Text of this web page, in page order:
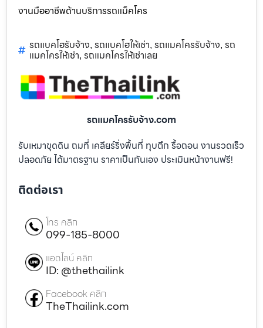
งานมืออาชีพด้านบริการรถแม็คโคร
รถแบคโฮรับจ้าง, รถแบคโฮให้เช่า, รถแมคโครรับจ้าง, รถ
แมคโครให้เช่า, รถแมคโครให้เช่าเลย
รถแมคโครรับจ้าง.com
รับเหมาขุดดิน ถมที่ เคลียร์ริ่งพื้นที่ ทุบตึก รื้อถอน งานรวดเร็ว
ปลอดภัย ได้มาตรฐาน ราคาเป็นกันเอง ประเมินหน้างานฟรี!
ติดต่อเรา
โทร คลิก
099-185-8000
แอดไลน์ คลิก
ID: @thethailink
Facebook คลิก
TheThailink.com